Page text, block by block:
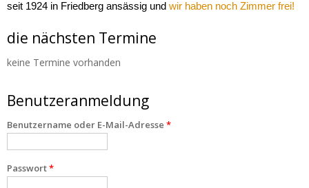
seit 1924 in Friedberg ansässig und wir haben noch Zimmer frei!
die nächsten Termine
keine Termine vorhanden
Benutzeranmeldung
Benutzername oder E-Mail-Adresse *
Passwort*